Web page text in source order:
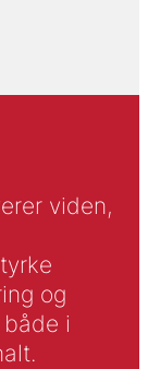
viden,
og
i